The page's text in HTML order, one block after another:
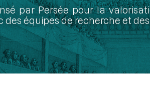
par Persée pour la
équipes de recherche et